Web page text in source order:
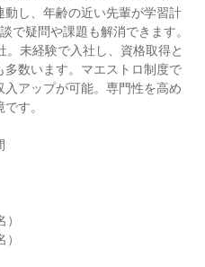
し、年齢の近い先輩が学習計
で疑問や課題も解消できます。
未経験で入社し、資格取得と
数います。マエストロ制度で
アップが可能。専門性を高め